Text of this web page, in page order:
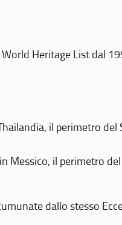
Heritage List dal
il perimetro
Messico, il perimetro
dallo stesso